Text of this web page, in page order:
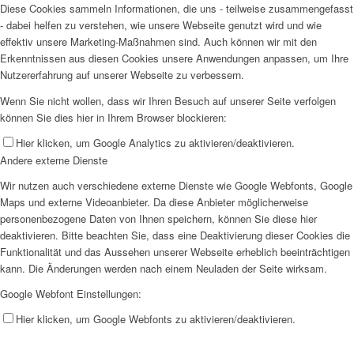
Diese Cookies sammeln Informationen, die uns - teilweise zusammengefasst
- dabei helfen zu verstehen, wie unsere Webseite genutzt wird und wie
effektiv unsere Marketing-Maßnahmen sind. Auch können wir mit den
Erkenntnissen aus diesen Cookies unsere Anwendungen anpassen, um Ihre
Nutzererfahrung auf unserer Webseite zu verbessern.
Wenn Sie nicht wollen, dass wir Ihren Besuch auf unserer Seite verfolgen
können Sie dies hier in Ihrem Browser blockieren:
Hier klicken, um Google Analytics zu aktivieren/deaktivieren.
Andere externe Dienste
Wir nutzen auch verschiedene externe Dienste wie Google Webfonts, Google
Maps und externe Videoanbieter. Da diese Anbieter möglicherweise
personenbezogene Daten von Ihnen speichern, können Sie diese hier
deaktivieren. Bitte beachten Sie, dass eine Deaktivierung dieser Cookies die
Funktionalität und das Aussehen unserer Webseite erheblich beeinträchtigen
kann. Die Änderungen werden nach einem Neuladen der Seite wirksam.
Google Webfont Einstellungen:
Hier klicken, um Google Webfonts zu aktivieren/deaktivieren.